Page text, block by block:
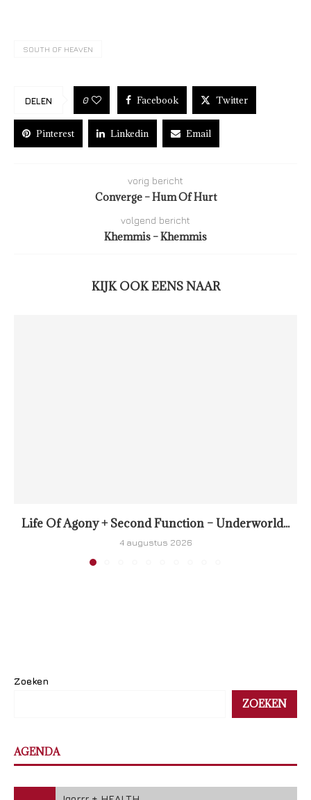
SOUTH OF HEAVEN
DELEN 0 Facebook Twitter
Pinterest Linkedin Email
vorig bericht
Converge – Hum Of Hurt
volgend bericht
Khemmis – Khemmis
KIJK OOK EENS NAAR
Life Of Agony + Second Function – Underworld...
4 augustus 2026
Zoeken
ZOEKEN
AGENDA